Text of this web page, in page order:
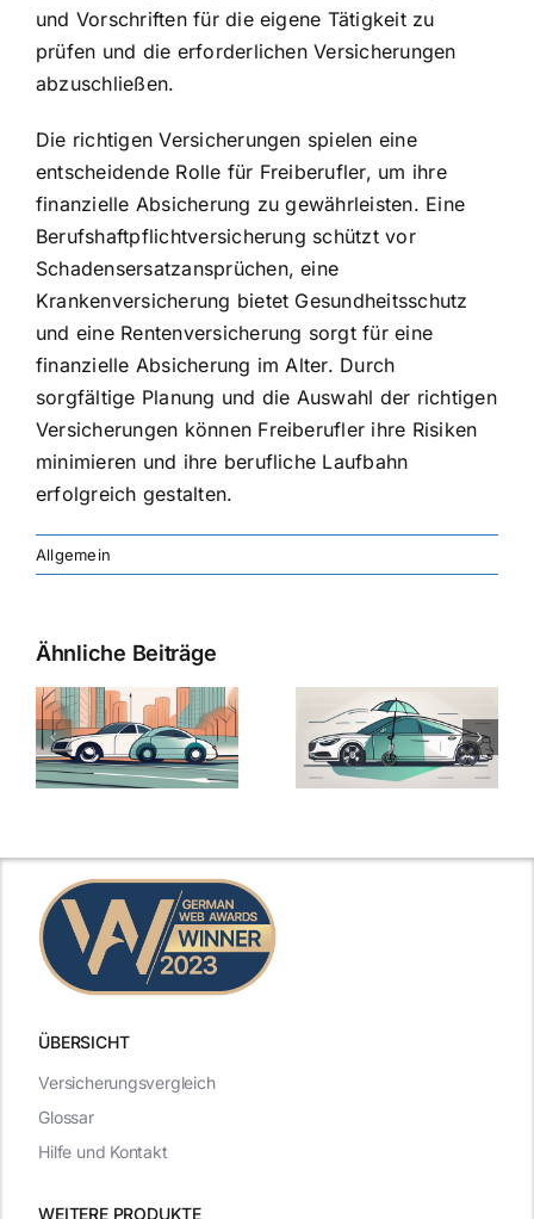
und Vorschriften für die eigene Tätigkeit zu
prüfen und die erforderlichen Versicherungen
abzuschließen.
Die richtigen Versicherungen spielen eine
entscheidende Rolle für Freiberufler, um ihre
finanzielle Absicherung zu gewährleisten. Eine
Berufshaftpflichtversicherung schützt vor
Schadensersatzansprüchen, eine
Krankenversicherung bietet Gesundheitsschutz
und eine Rentenversicherung sorgt für eine
finanzielle Absicherung im Alter. Durch
sorgfältige Planung und die Auswahl der richtigen
Versicherungen können Freiberufler ihre Risiken
minimieren und ihre berufliche Laufbahn
erfolgreich gestalten.
Allgemein
Ähnliche Beiträge
ÜBERSICHT
WEITERE PRODUKTE
Versicherungsvergleich
Glossar
Hilfe und Kontakt